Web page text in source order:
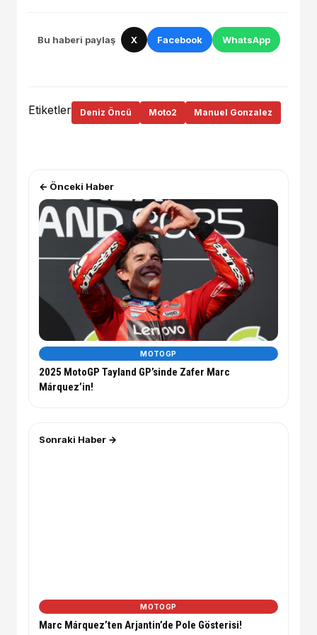
Bu haberi paylaş X Facebook WhatsApp
Etiketler Deniz Öncü Moto2 Manuel Gonzalez
← Önceki Haber
MOTOGP
2025 MotoGP Tayland GP’sinde Zafer Marc
Márquez’in!
Sonraki Haber →
MOTOGP
Marc Márquez’ten Arjantin’de Pole Gösterisi!